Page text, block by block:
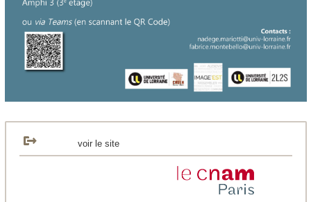
voir le site